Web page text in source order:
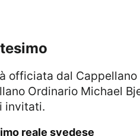
Ordinario Michael
invitati.
reale svedese